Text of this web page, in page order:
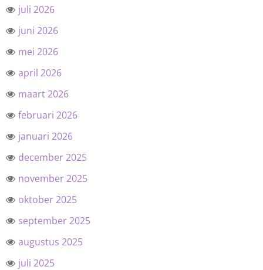
juli 2026
juni 2026
mei 2026
april 2026
maart 2026
februari 2026
januari 2026
december 2025
november 2025
oktober 2025
september 2025
augustus 2025
juli 2025